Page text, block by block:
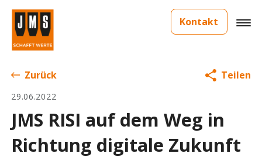
Kontakt
Zurück
29.06.2022
Teilen
JMS RISI auf dem Weg in
Richtung digitale Zukunft